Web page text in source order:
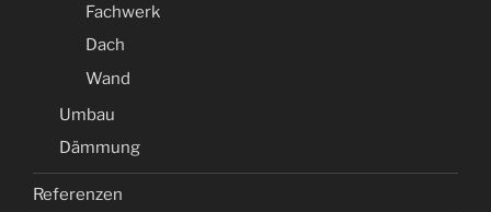
Fachwerk
Dach
Wand
Umbau
Dämmung
Referenzen